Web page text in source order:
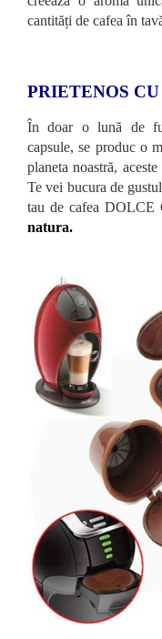
cantități de cafea în
PRIETENOS
În doar o lună de
capsule, se produc o
planeta noastră,
Te vei bucura de
tau de cafea DOLCE
natura.